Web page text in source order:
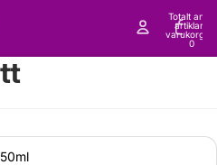
Totalt antal
artiklar i
varukorgen:
0
50ml